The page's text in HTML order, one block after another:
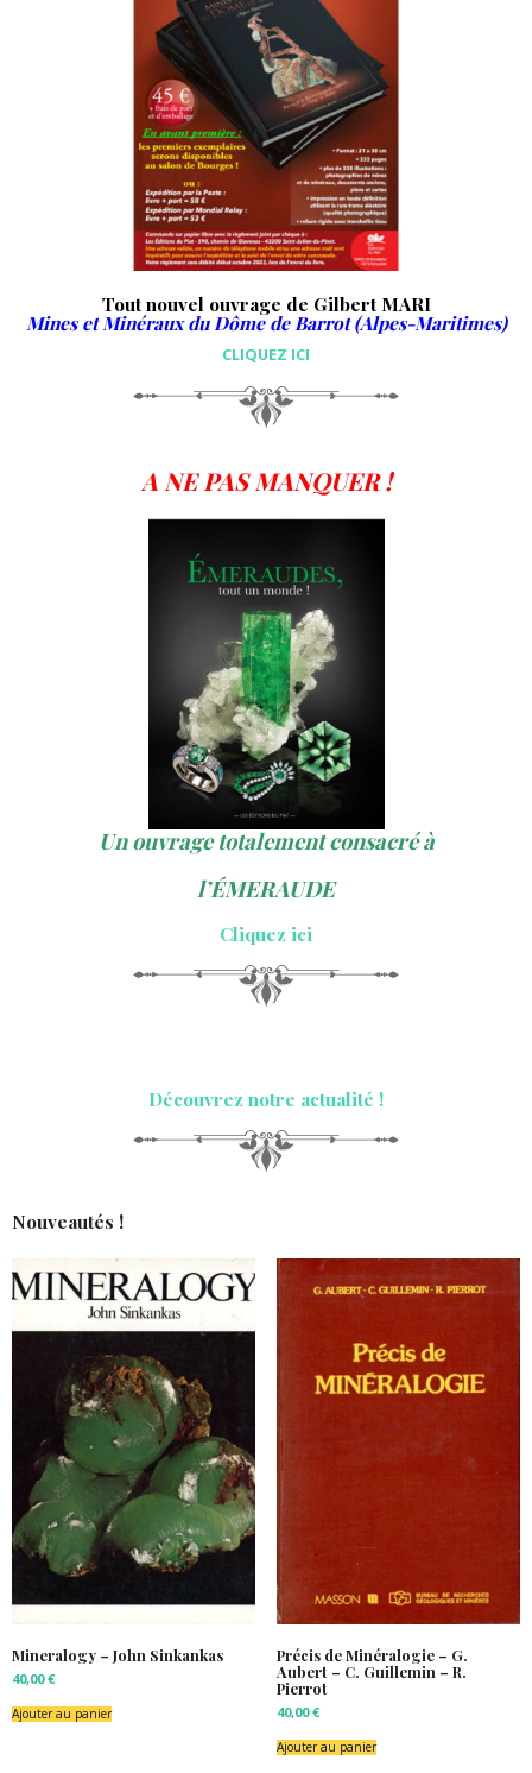
Tout nouvel ouvrage de Gilbert MARI
Mines et Minéraux du Dôme de Barrot (Alpes-Maritimes)
CLIQUEZ ICI
A NE PAS MANQUER !
Un ouvrage totalement consacré à
l’ÉMERAUDE
Cliquez ici
Découvrez notre actualité !
Nouveautés !
Mineralogy – John Sinkankas
40,00€
Ajouter au panier
Précis de Minéralogie – G.
Aubert – C. Guillemin – R.
Pierrot
40,00€
Ajouter au panier